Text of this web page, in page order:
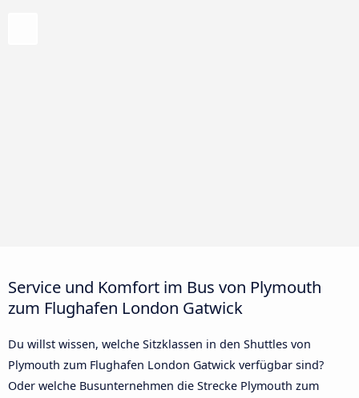
Service und Komfort im Bus von Plymouth
zum Flughafen London Gatwick
Du willst wissen, welche Sitzklassen in den Shuttles von
Plymouth zum Flughafen London Gatwick verfügbar sind?
Oder welche Busunternehmen die Strecke Plymouth zum